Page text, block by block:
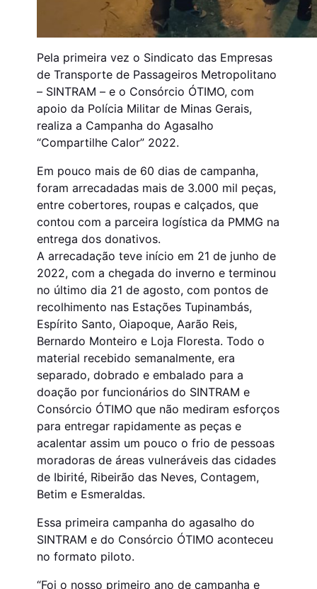
Pela primeira vez o Sindicato das Empresas
de Transporte de Passageiros Metropolitano
– SINTRAM – e o Consórcio ÓTIMO, com
apoio da Polícia Militar de Minas Gerais,
realiza a Campanha do Agasalho
“Compartilhe Calor” 2022.
Em pouco mais de 60 dias de campanha,
foram arrecadadas mais de 3.000 mil peças,
entre cobertores, roupas e calçados, que
contou com a parceira logística da PMMG na
entrega dos donativos.
A arrecadação teve início em 21 de junho de
2022, com a chegada do inverno e terminou
no último dia 21 de agosto, com pontos de
recolhimento nas Estações Tupinambás,
Espírito Santo, Oiapoque, Aarão Reis,
Bernardo Monteiro e Loja Floresta. Todo o
material recebido semanalmente, era
separado, dobrado e embalado para a
doação por funcionários do SINTRAM e
Consórcio ÓTIMO que não mediram esforços
para entregar rapidamente as peças e
acalentar assim um pouco o frio de pessoas
moradoras de áreas vulneráveis das cidades
de Ibirité, Ribeirão das Neves, Contagem,
Betim e Esmeraldas.
Essa primeira campanha do agasalho do
SINTRAM e do Consórcio ÓTIMO aconteceu
no formato piloto.
“Foi o nosso primeiro ano de campanha e